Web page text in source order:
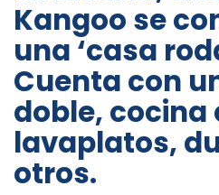
Kangoo se
una ‘casa
Cuenta con
doble, cocina
lavaplatos,
otros.